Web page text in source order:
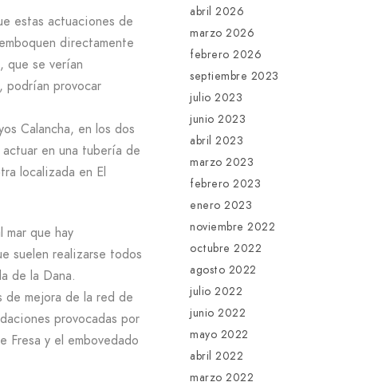
estas actuaciones de
directamente
que se verían
podrían provocar
Calancha, en los dos
en una tubería de
localizada en El
que hay
suelen realizarse todos
de la Dana.
mejora de la red de
provocadas por
Fresa y el embovedado
abril 2026
marzo 2026
febrero 2026
septiembre 2023
julio 2023
junio 2023
abril 2023
marzo 2023
febrero 2023
enero 2023
noviembre 2022
octubre 2022
agosto 2022
julio 2022
junio 2022
mayo 2022
abril 2022
marzo 2022